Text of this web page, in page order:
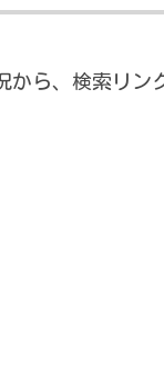
から、検索リン